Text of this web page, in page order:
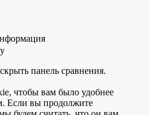
панель сравнения.
чтобы вам было удобнее
Если вы продолжите